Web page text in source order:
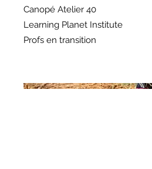
Canopé Atelier 40
Learning Planet Institute
Profs en transition